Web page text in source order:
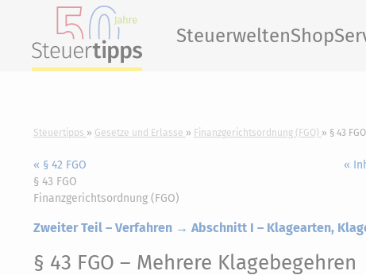
SteuerweltenShop
Steuertipps Gesetze und Erlasse Finanzgerichtsordnung (FGO) § 43
« § 42 FGO «
§ 43 FGO
Finanzgerichtsordnung (FGO)
Zweiter Teil – Verfahren → Abschnitt I – Klagearten,
§ 43 FGO – Mehrere Klagebegehren